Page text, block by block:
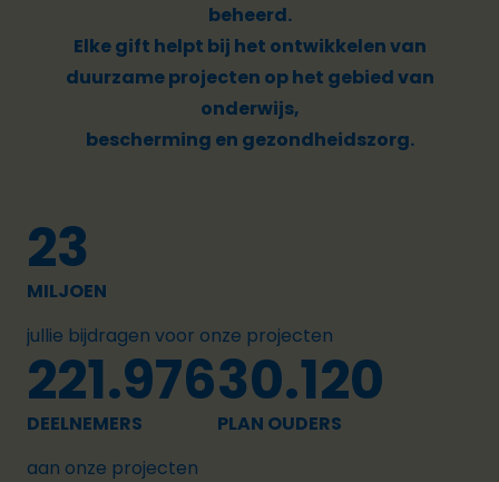
beheerd.
Elke gift helpt bij het ontwikkelen van
duurzame projecten op het gebied van
onderwijs,
bescherming en gezondheidszorg.
23
MILJOEN
jullie bijdragen voor onze projecten
221.976
DEELNEMERS
aan onze projecten
30.120
PLAN OUDERS